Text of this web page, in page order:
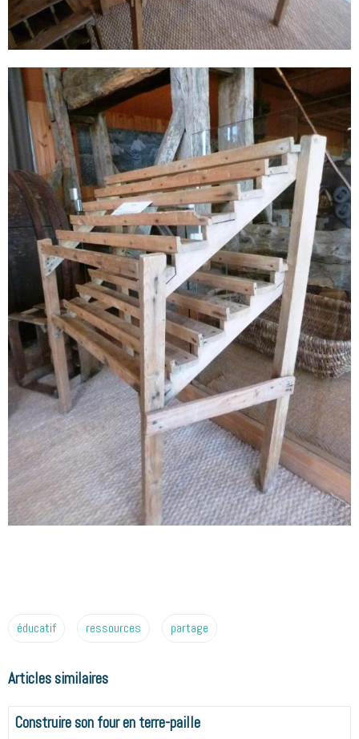
éducatif ressources partage
Articles similaires
Construire son four en terre-paille